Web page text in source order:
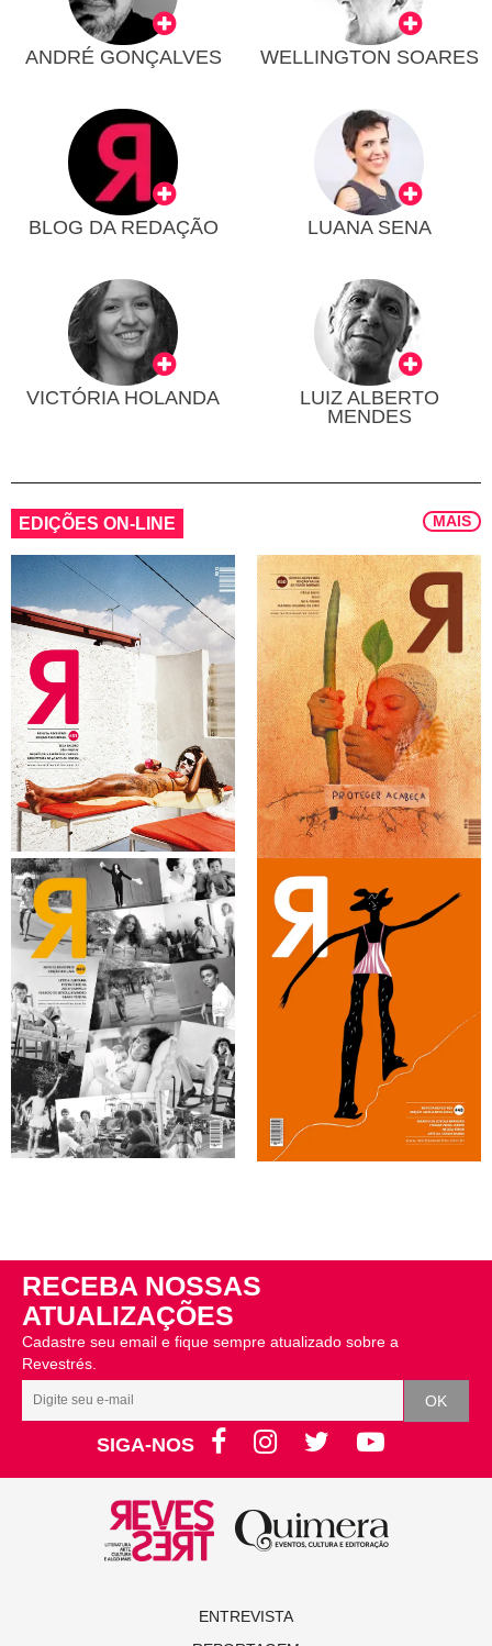
ANDRÉ GONÇALVES WELLINGTON SOARES
BLOG DA REDAÇÃO LUANA SENA
VICTÓRIA HOLANDA
LUIZ ALBERTO
MENDES
EDIÇÕES ON-LINE MAIS
RECEBA NOSSAS
ATUALIZAÇÕES
Cadastre seu email e fique sempre atualizado sobre a
Revestrés.
SIGA-NOS
ENTREVISTA